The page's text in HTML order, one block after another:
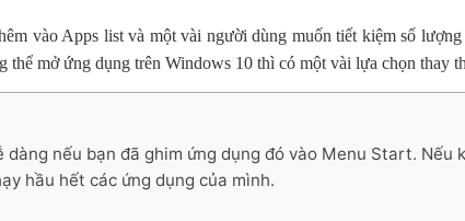
vào Apps list và một vài người dùng muốn tiết kiệm số
thể mở ứng dụng trên Windows 10 thì có một vài lựa chọn thay
nếu bạn đã ghim ứng dụng đó vào Menu Start. Nếu
hầu hết các ứng dụng của mình.